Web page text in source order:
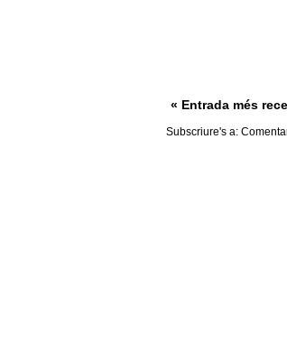
« Entrada més
Subscriure's a: